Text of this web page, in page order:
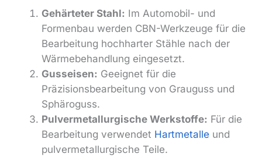
Gehärteter Stahl: Im Automobil- und
Formenbau werden CBN-Werkzeuge für die
Bearbeitung hochharter Stähle nach der
Wärmebehandlung eingesetzt.
Gusseisen: Geeignet für die
Präzisionsbearbeitung von Grauguss und
Sphäroguss.
Pulvermetallurgische Werkstoffe: Für die
Bearbeitung verwendet Hartmetalle und
pulvermetallurgische Teile.